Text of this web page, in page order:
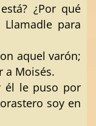
¿Por qué
para
aquel varón;
a Moisés.
él le puso por
soy en